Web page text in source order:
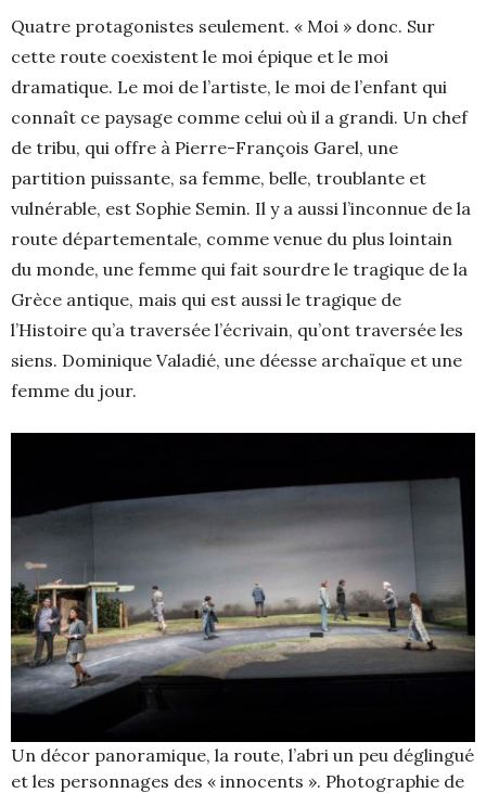
Quatre protagonistes seulement. « Moi » donc. Sur
cette route coexistent le moi épique et le moi
dramatique. Le moi de l’artiste, le moi de l’enfant qui
connaît ce paysage comme celui où il a grandi. Un chef
de tribu, qui offre à Pierre-François Garel, une
partition puissante, sa femme, belle, troublante et
vulnérable, est Sophie Semin. Il y a aussi l’inconnue de la
route départementale, comme venue du plus lointain
du monde, une femme qui fait sourdre le tragique de la
Grèce antique, mais qui est aussi le tragique de
l’Histoire qu’a traversée l’écrivain, qu’ont traversée les
siens. Dominique Valadié, une déesse archaïque et une
femme du jour.
Un décor panoramique, la route, l’abri un peu déglingué
et les personnages des « innocents ». Photographie de